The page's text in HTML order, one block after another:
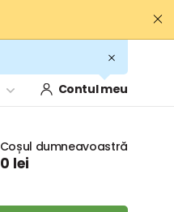
Contul meu
Coșul dumneavoastră
0 lei